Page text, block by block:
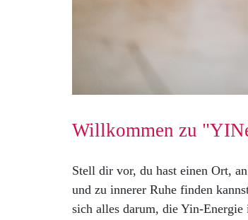
Willkommen zu
Stell dir vor, du hast einen Ort,
und zu innerer Ruhe finden
sich alles darum, die Yin-